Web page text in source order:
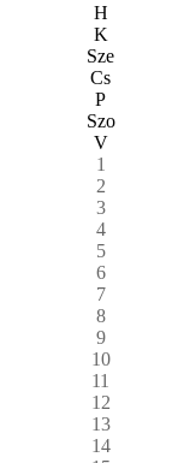
H
K
Sze
Cs
P
Szo
V
1
2
3
4
5
6
7
8
9
10
11
12
13
14